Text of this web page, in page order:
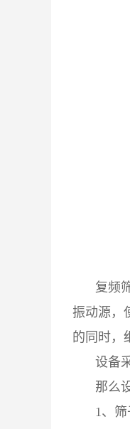
复频
振动源，
的同时，
设备
那么
1、